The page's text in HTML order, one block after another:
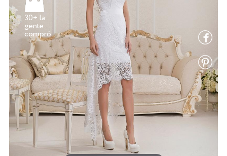
30+ la
gente
compró